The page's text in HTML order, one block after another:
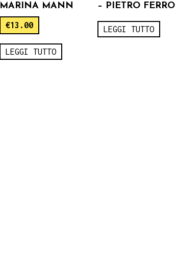
MARINA MANN
€13.00
LEGGI TUTTO
– PIETRO FERRO
LEGGI TUTTO